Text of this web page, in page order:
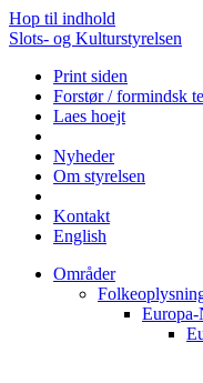
Hop til indhold
Slots- og Kulturstyrelsen
Print siden
Forstør / formindsk
Laes hoejt
Nyheder
Om styrelsen
Kontakt
English
Områder